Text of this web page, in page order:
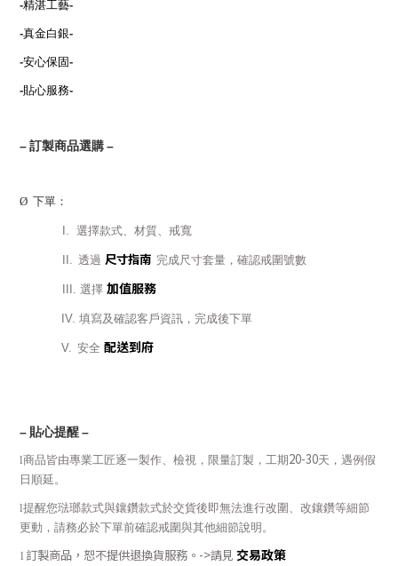
-精湛工藝-
-真金白銀-
-安心保固-
-貼心服務-
–訂製商品選購–
Ø 下單：
I. 選擇款式、材質、戒寬
II. 透過 尺寸指南 完成尺寸套量，確認戒圍號數
III. 選擇 加值服務
IV. 填寫及確認客戶資訊，完成後下單
V. 安全配送到府
– 貼心提醒–
l商品皆由專業工匠逐一製作、檢視，限量訂製，工期20-30天，遇例假
日順延。
l提醒您琺瑯款式與鑲鑽款式於交貨後即無法進行改圍、改鑲鑽等細節
更動，請務必於下單前確認戒圍與其他細節說明。
l 訂製商品，恕不提供退換貨服務。 ->請見 交易政策